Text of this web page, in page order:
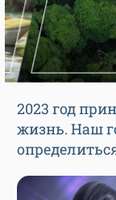
2023 год
жизнь. Наш